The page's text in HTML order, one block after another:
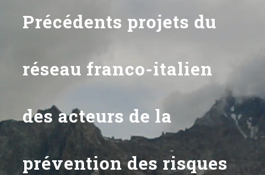
Précédents projets du
réseau franco-italien
des acteurs de la
prévention des risques